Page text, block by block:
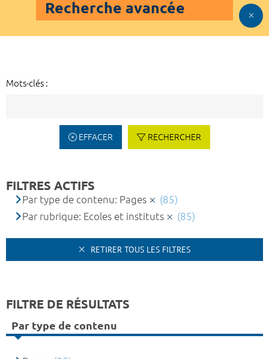
Recherche avancée
Mots-clés :
EFFACER RECHERCHER
FILTRES ACTIFS
Par type de contenu: Pages
(85)
Par rubrique: Ecoles et instituts
(85)
RETIRER TOUS LES FILTRES
FILTRE DE RÉSULTATS
Par type de contenu